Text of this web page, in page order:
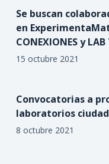
Se buscan
en
CONEXIONES y
15 octubre 2021
Convocatorias a
laboratorios
8 octubre 2021